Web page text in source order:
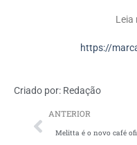
Leia
https://
Criado por: Redação
ANTERIOR